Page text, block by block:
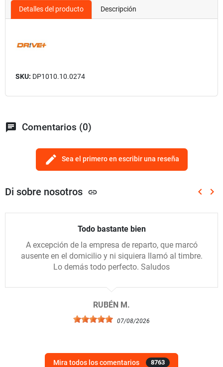
Detalles del producto Descripción
SKU: DP1010.10.0274
chat Comentarios (0)
edit Sea el primero en escribir una reseña
Di sobre nosotros link keyboard_arrow_left keyboard_arrow_right
Todo bastante bien
A excepción de la empresa de reparto, que marcó
ausente en el domicilio y ni siquiera llamó al timbre.
Lo demás todo perfecto. Saludos
RUBÉN M.
07/08/2026
Mira todos los comentarios 8763